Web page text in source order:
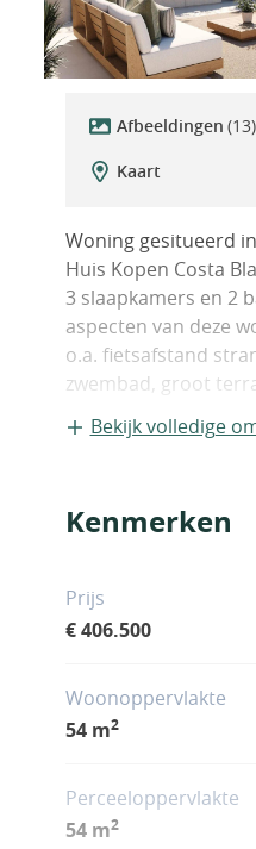
Afbeeldingen (13)
Kaart
Woning gesitueerd
Huis Kopen Costa
3 slaapkamers en 2
aspecten van deze
o.a. fietsafstand
zwembad, groot
Bekijk volledige
Kenmerken
Prijs
€ 406.500
Woonoppervlakte
54 m2
Perceeloppervlakte
54 m2